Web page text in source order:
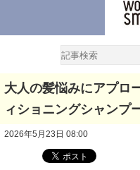
大人の髪悩みにアプロ
ィショニングシャンプ
2026年5月23日 08:00